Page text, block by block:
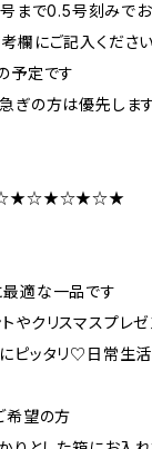
まで0.5号刻みでお
欄にご記入ください
予定です
ぎの方は優先しま
適な一品です
やクリスマスプレゼ
ピッタリ♡日常生
希望の方